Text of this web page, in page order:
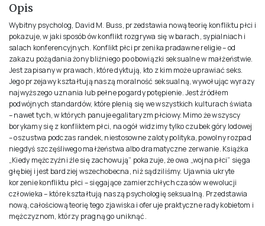
Opis
Wybitny psycholog, David M. Buss, przedstawia nową teorię konfliktu płci i
pokazuje, w jaki sposób ów konflikt rozgrywa się w barach, sypialniach i
salach konferencyjnych. Konflikt płci przenika pradawne religie – od
zakazu pożądania żony bliźniego po obowiązki seksualne w małżeństwie.
Jest zapisany w prawach, które dyktują, kto z kim może uprawiać seks.
Jego przejawy kształtują naszą moralność seksualną, wywołując wyrazy
najwyższego uznania lub pełne pogardy potępienie. Jest źródłem
podwójnych standardów, które plenią się we wszystkich kulturach świata
– nawet tych, w których panuje egalitaryzm płciowy. Mimo że wszyscy
borykamy się z konfliktem płci, na ogół widzimy tylko czubek góry lodowej
– oszustwa podczas randek, niestosowne zaloty polityka, powolny rozpad
niegdyś szczęśliwego małżeństwa albo dramatyczne zerwanie. Książka
„Kiedy mężczyźni źle się zachowują” pokazuje, że owa „wojna płci” sięga
głębiej i jest bardziej wszechobecna, niż sądziliśmy. Ujawnia ukryte
korzenie konfliktu płci – sięgające zamierzchłych czasów w ewolucji
człowieka – które kształtują naszą psychologię seksualną. Przedstawia
nową, całościową teorię tego zjawiska i oferuje praktyczne rady kobietom i
mężczyznom, którzy pragną go uniknąć.